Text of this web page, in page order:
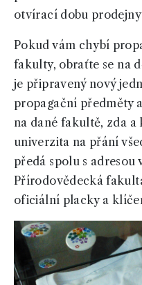
otvírací dobu prodejny
Pokud vám chybí
fakulty, obraťte se na
je připravený nový
propagační předměty
na dané fakultě, zda a
univerzita na přání
předá spolu s adresou
Přírodovědecká
oficiální placky a